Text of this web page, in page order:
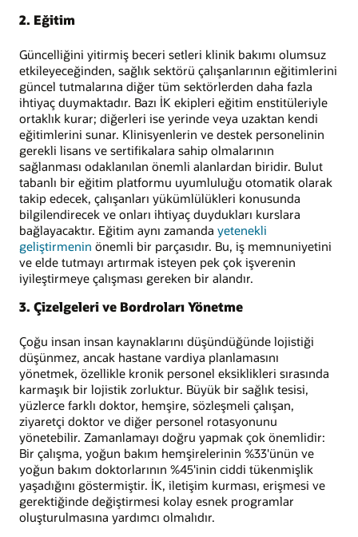
2. Eğitim
Güncelliğini yitirmiş beceri setleri klinik bakımı olumsuz
etkileyeceğinden, sağlık sektörü çalışanlarının eğitimlerini
güncel tutmalarına diğer tüm sektörlerden daha fazla
ihtiyaç duymaktadır. Bazı İK ekipleri eğitim enstitüleriyle
ortaklık kurar; diğerleri ise yerinde veya uzaktan kendi
eğitimlerini sunar. Klinisyenlerin ve destek personelinin
gerekli lisans ve sertifikalara sahip olmalarının
sağlanması odaklanılan önemli alanlardan biridir. Bulut
tabanlı bir eğitim platformu uyumluluğu otomatik olarak
takip edecek, çalışanları yükümlülükleri konusunda
bilgilendirecek ve onları ihtiyaç duydukları kurslara
bağlayacaktır. Eğitim aynı zamanda yetenekli
geliştirmenin önemli bir parçasıdır. Bu, iş memnuniyetini
ve elde tutmayı artırmak isteyen pek çok işverenin
iyileştirmeye çalışması gereken bir alandır.
3. Çizelgeleri ve Bordroları Yönetme
Çoğu insan insan kaynaklarını düşündüğünde lojistiği
düşünmez, ancak hastane vardiya planlamasını
yönetmek, özellikle kronik personel eksiklikleri sırasında
karmaşık bir lojistik zorluktur. Büyük bir sağlık tesisi,
yüzlerce farklı doktor, hemşire, sözleşmeli çalışan,
ziyaretçi doktor ve diğer personel rotasyonunu
yönetebilir. Zamanlamayı doğru yapmak çok önemlidir:
Bir çalışma, yoğun bakım hemşirelerinin %33'ünün ve
yoğun bakım doktorlarının %45'inin ciddi tükenmişlik
yaşadığını göstermiştir. İK, iletişim kurması, erişmesi ve
gerektiğinde değiştirmesi kolay esnek programlar
oluşturulmasına yardımcı olmalıdır.